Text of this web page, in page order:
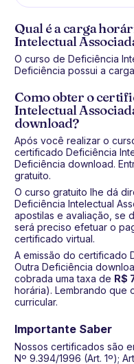
Qual é a carga
Intelectual
O curso de Deficiência
Deficiência possui a
Como obter o
Intelectual
download?
Após você realizar o
certificado Deficiência
Deficiência download.
gratuito.
O curso gratuito lhe dá
Deficiência Intelectual
apostilas e avaliação, se
será preciso efetuar o
certificado virtual.
A emissão do certificado
Outra Deficiência
cobrada uma taxa de R$
horária). Lembrando que
curricular.
Importante Saber
Nossos certificados são
Nº 9.394/1996 (Art. 1º);